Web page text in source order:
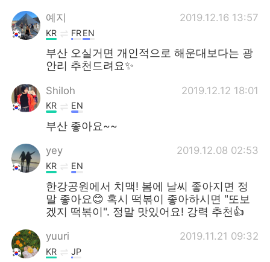
예지 2019.12.16 13:57
KR FREN
부산 오실거면 개인적으로 해운대보다는 광
안리 추천드려요✨
Shiloh 2019.12.12 18:01
KR EN
부산 좋아요~~
yey 2019.12.08 02:53
KR EN
한강공원에서 치맥! 봄에 날씨 좋아지면 정
말 좋아요😊 혹시 떡볶이 좋아하시면 "또보
겠지 떡볶이". 정말 맛있어요! 강력 추천👍
yuuri 2019.11.21 09:32
KR JP